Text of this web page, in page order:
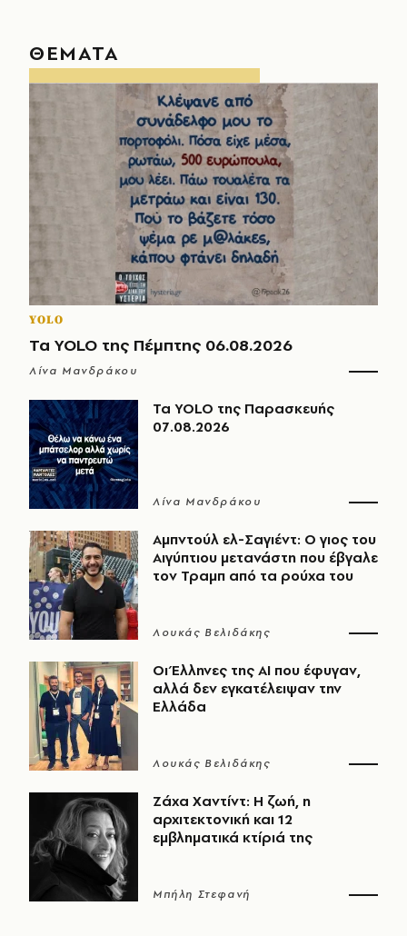
ΘΕΜΑΤΑ
YOLO
Τα YOLO της Πέμπτης 06.08.2026
Λίνα Μανδράκου
Τα YOLO της Παρασκευής
07.08.2026
Λίνα Μανδράκου
Αμπντούλ ελ-Σαγιέντ: Ο γιος του
Αιγύπτιου μετανάστη που έβγαλε
τον Τραμπ από τα ρούχα του
Λουκάς Βελιδάκης
Οι Έλληνες της ΑΙ που έφυγαν,
αλλά δεν εγκατέλειψαν την
Ελλάδα
Λουκάς Βελιδάκης
Ζάχα Χαντίντ: Η ζωή, η
αρχιτεκτονική και 12
εμβληματικά κτίριά της
Μπήλη Στεφανή